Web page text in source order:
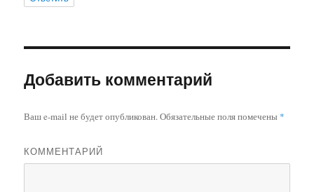
Добавить комментарий
Ваш e-mail не будет опубликован.Обязательные поля помечены *
КОММЕНТАРИЙ